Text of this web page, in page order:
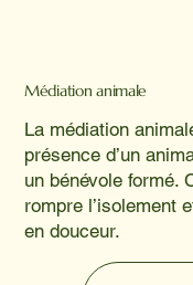
Médiation animale
La médiation
présence d’un
un bénévole formé.
rompre l’isolement
en douceur.